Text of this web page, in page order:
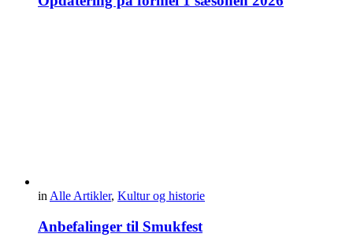
in Alle Artikler, Kultur og historie
Anbefalinger til Smukfest